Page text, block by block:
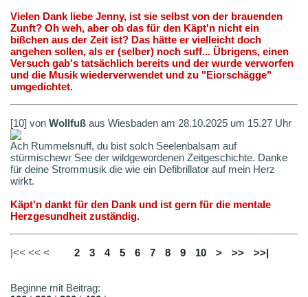
Vielen Dank liebe Jenny, ist sie selbst von der brauenden
Zunft? Oh weh, aber ob das für den Käpt'n nicht ein
bißchen aus der Zeit ist? Das hätte er vielleicht doch
angehen sollen, als er (selber) noch suff... Übrigens, einen
Versuch gab's tatsächlich bereits und der wurde verworfen
und die Musik wiederverwendet und zu "Eiorschägge"
umgedichtet.
[10] von Wollfuß aus Wiesbaden am 28.10.2025 um 15.27 Uhr
Ach Rummelsnuff, du bist solch Seelenbalsam auf
stürmischewr See der wildgewordenen Zeitgeschichte. Danke
für deine Strommusik die wie ein Defibrillator auf mein Herz
wirkt.
Käpt'n dankt für den Dank und ist gern für die mentale
Herzgesundheit zuständig.
|<< << < 2 3 4 5 6 7 8 9 10 > >> >>|
Beginne mit Beitrag: